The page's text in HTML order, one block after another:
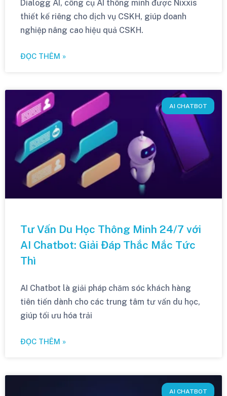
Dialogg AI, công cụ AI thông minh được Nixxis
thiết kế riêng cho dịch vụ CSKH, giúp doanh
nghiệp nâng cao hiệu quả CSKH.
ĐỌC THÊM »
AI CHATBOT
Tư Vấn Du Học Thông Minh 24/7 với
AI Chatbot: Giải Đáp Thắc Mắc Tức
Thì
AI Chatbot là giải pháp chăm sóc khách hàng
tiên tiến dành cho các trung tâm tư vấn du học,
giúp tối ưu hóa trải
ĐỌC THÊM »
AI CHATBOT